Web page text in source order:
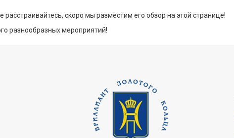
расстраивайтесь, скоро мы разместим его обзор на этой странице!
разнообразных мероприятий!